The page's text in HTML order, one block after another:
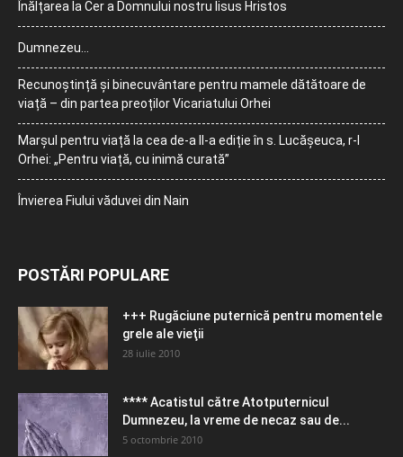
Înălțarea la Cer a Domnului nostru Iisus Hristos
Dumnezeu…
Recunoștință și binecuvântare pentru mamele dătătoare de
viață – din partea preoților Vicariatului Orhei
Marșul pentru viață la cea de-a II-a ediție în s. Lucășeuca, r-l
Orhei: „Pentru viață, cu inimă curată”
Învierea Fiului văduvei din Nain
POSTĂRI POPULARE
+++ Rugăciune puternică pentru momentele
grele ale vieţii
28 iulie 2010
**** Acatistul către Atotputernicul
Dumnezeu, la vreme de necaz sau de...
5 octombrie 2010